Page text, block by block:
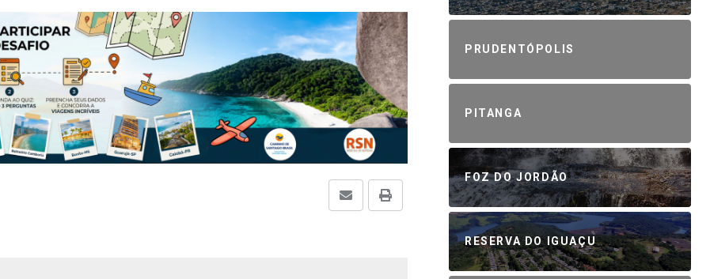
PRUDENTÓPOLIS
PITANGA
FOZ DO JORDÃO
RESERVA DO IGUAÇU